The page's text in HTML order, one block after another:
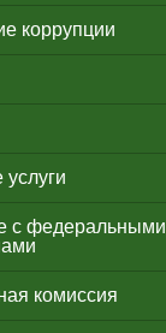
коррупции
с федеральными
комиссия